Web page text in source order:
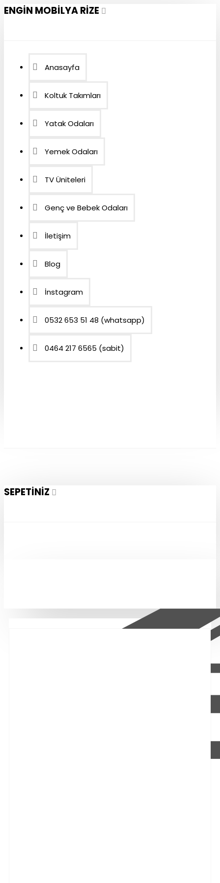
ENGIN MOBILYA RIZE
Anasayfa
Koltuk Takımları
Yatak Odaları
Yemek Odaları
TV Üniteleri
Genç ve Bebek Odaları
İletişim
Blog
İnstagram
0532 653 51 48 (whatsapp)
0464 217 6565 (sabit)
SEPETINIZ